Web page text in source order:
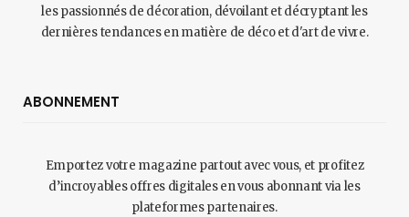
les passionnés de décoration, dévoilant et décryptant les
dernières tendances en matière de déco et d'art de vivre.
ABONNEMENT
Emportez votre magazine partout avec vous, et profitez
d’incroyables offres digitales en vous abonnant via les
plateformes partenaires.